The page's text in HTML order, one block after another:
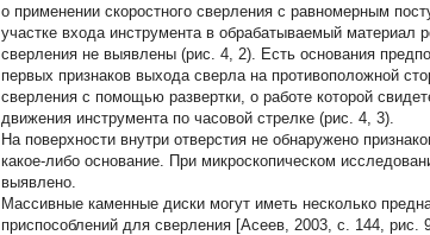
о применении скоростного сверления с равномерным
участке входа инструмента в обрабатываемый
сверления не выявлены (рис. 4, 2). Есть основания
первых признаков выхода сверла на противоположной
сверления с помощью развертки, о работе которой
движения инструмента по часовой стрелке (рис. 4, 3).
На поверхности внутри отверстия не обнаружено
какое-либо основание. При микроскопическом
выявлено.
Массивные каменные диски могут иметь несколько
приспособлений для сверления [Асеев, 2003, с. 144,